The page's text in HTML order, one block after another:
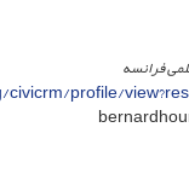
فرانسه
profile/